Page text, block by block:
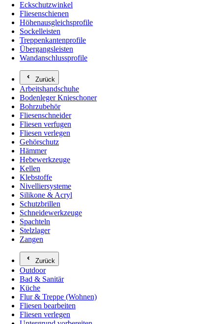
Eckschutzwinkel
Fliesenschienen
Höhenausgleichsprofile
Sockelleisten
Treppenkantenprofile
Übergangsleisten
Wandanschlussprofile
Zurück
Arbeitshandschuhe
Bodenleger Knieschoner
Bohrzubehör
Fliesenschneider
Fliesen verfugen
Fliesen verlegen
Gehörschutz
Hämmer
Hebewerkzeuge
Kellen
Klebstoffe
Nivelliersysteme
Silikone & Acryl
Schutzbrillen
Schneidewerkzeuge
Spachteln
Stelzlager
Zangen
Zurück
Outdoor
Bad & Sanitär
Küche
Flur & Treppe (Wohnen)
Fliesen bearbeiten
Fliesen verlegen